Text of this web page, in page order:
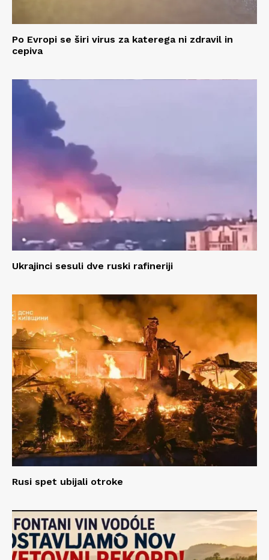
Po Evropi se širi virus za katerega ni zdravil in
cepiva
Ukrajinci sesuli dve ruski rafineriji
Rusi spet ubijali otroke